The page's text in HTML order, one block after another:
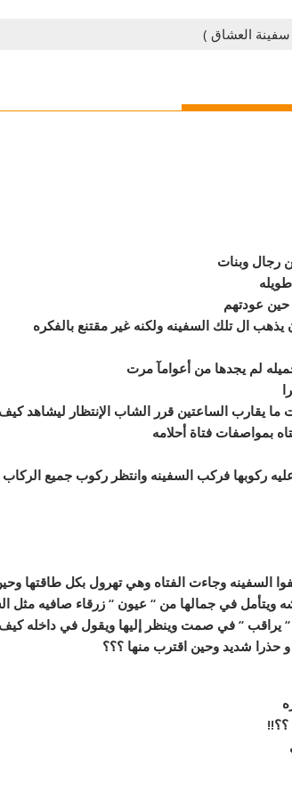
العشاق )
رجال وبنات
حين عودتهم
ال تلك السفينه ولكنه غير مقتنع بالفكره
لم يجدها من أعوامآ مرت
ما يقارب الساعتين قرر الشاب الإنتظار ليشاهد
بمواصفات فتاة أحلامه
ركوبها فركب السفينه وانتظر ركوب جميع الركاب
السفينه وجاءت الفتاه وهي تهرول بكل طاقتها
في جمالها من ‘‘ عيون ‘‘ زرقاء صافيه مثل
يراقب ‘‘ في صمت وينظر إليها ويقول في داخله
حذرا شديد وحين اقترب منها ؟؟؟
؟؟!!